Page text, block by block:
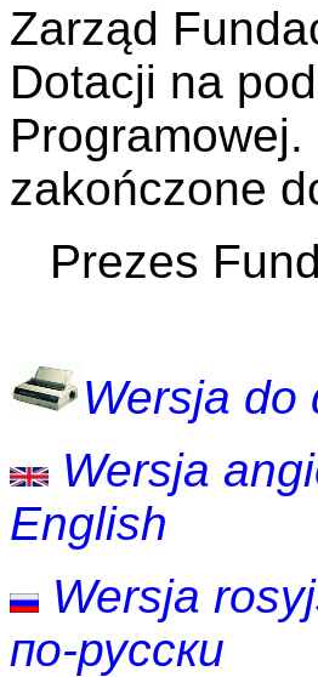
Zarząd
Dotacji na
zakończone
Prezes
Wersja do
Wersja
English
Wersja
по-русски